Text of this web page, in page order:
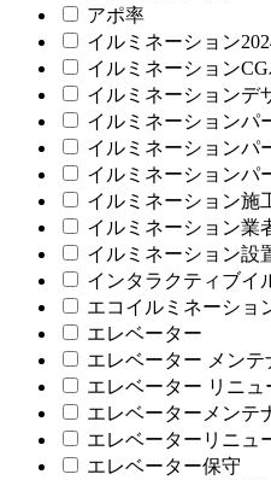
アポ率
イルミネーション
イルミネーション
イルミネーションデ
イルミネーションパ
イルミネーションパ
イルミネーションパ
イルミネーション施
イルミネーション業
イルミネーション設
インタラクティブイ
エコイルミネーショ
エレベーター
エレベーター メンテ
エレベーター リニュ
エレベーターメンテ
エレベーターリニュ
エレベーター保守